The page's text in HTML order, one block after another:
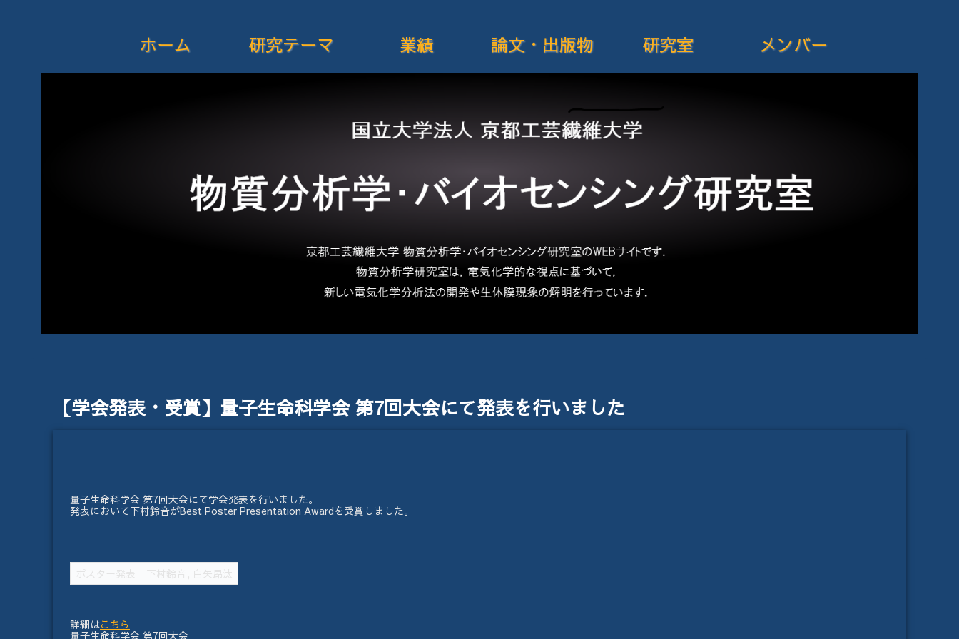
ホーム 研究テーマ 業績 論文・出版物 研究室 メンバー
【学会発表・受賞】量子生命科学会 第7回大会にて発表を行いました
量子生命科学会 第7回大会にて学会発表を行いました。
発表において下村鈴音がBest Poster Presentation Awardを受賞しました。
ポスター発表 下村鈴音, 白矢昂汰
詳細はこちら
量子生命科学会 第7回大会